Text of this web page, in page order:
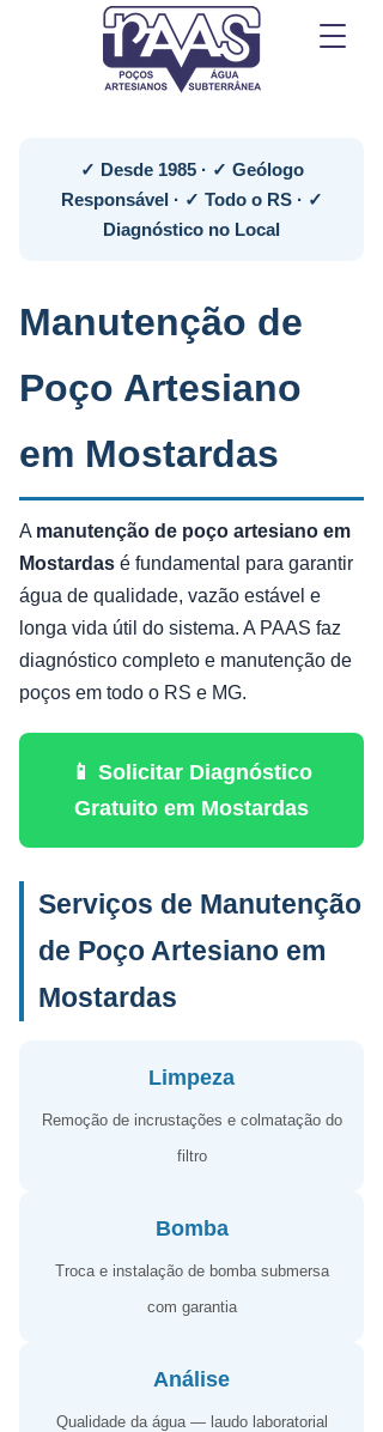
✓ Desde 1985 · ✓ Geólogo
Responsável · ✓ Todo o RS · ✓
Diagnóstico no Local
Manutenção de
Poço Artesiano
em Mostardas
A manutenção de poço artesiano em
Mostardas é fundamental para garantir
água de qualidade, vazão estável e
longa vida útil do sistema. A PAAS faz
diagnóstico completo e manutenção de
poços em todo o RS e MG.
📱 Solicitar Diagnóstico
Gratuito em Mostardas
Serviços de Manutenção
de Poço Artesiano em
Mostardas
Limpeza
Remoção de incrustações e colmatação do
filtro
Bomba
Troca e instalação de bomba submersa
com garantia
Análise
Qualidade da água — laudo laboratorial